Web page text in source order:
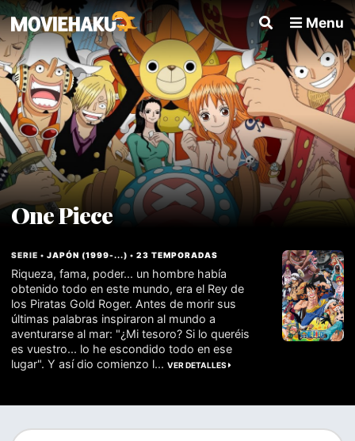
Menu
One Piece
SERIE •JAPÓN (1999-...) •23 TEMPORADAS
Riqueza, fama, poder... un hombre había
obtenido todo en este mundo, era el Rey de
los Piratas Gold Roger. Antes de morir sus
últimas palabras inspiraron al mundo a
aventurarse al mar: "¿Mi tesoro? Si lo queréis
es vuestro... lo he escondido todo en ese
lugar". Y así dio comienzo l...VER DETALLES